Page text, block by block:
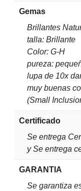
Gemas
Brillantes
talla: Brillante
Color: G-H
pureza:
lupa de 10x
muy buenas
(Small
Certificado
Se entrega
y Se entrega
GARANTIA
Se garantiza